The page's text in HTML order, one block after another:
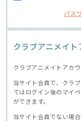
パス
クラブアニメイ
クラブアニメイトアカ
当サイト会員で、クラ
てはログイン後のマイ
ができます。
当サイト会員でない場